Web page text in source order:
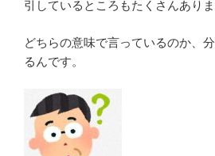
引しているところもたくさんありま
どちらの意味で言っているのか、
るんです。